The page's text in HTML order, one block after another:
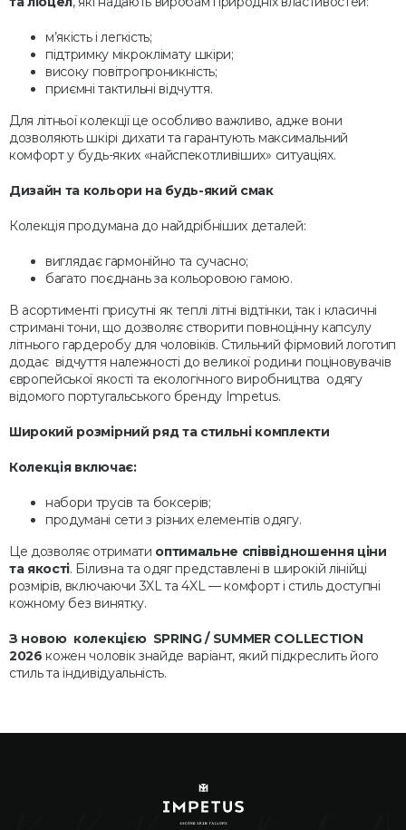
м’якість і легкість;
підтримку мікроклімату шкіри;
високу повітропроникність;
приємні тактильні відчуття.
Для літньої колекції це особливо важливо, адже вони
дозволяють шкірі дихати та гарантують максимальний
комфорт у будь-яких «найспекотливіших» ситуаціях.
Дизайн та кольори на будь-який смак
Колекція продумана до найдрібніших деталей:
виглядає гармонійно та сучасно;
багато поєднань за кольоровою гамою.
В асортименті присутні як теплі літні відтінки, так і класичні
стримані тони, що дозволяє створити повноцінну капсулу
літнього гардеробу для чоловіків. Стильний фірмовий логотип
додає відчуття належності до великої родини поціновувачів
європейської якості та екологічного виробництва одягу
відомого португальського бренду Impetus.
Широкий розмірний ряд та стильні комплекти
Колекція включає:
набори трусів та боксерів;
продумані сети з різних елементів одягу.
Це дозволяє отримати оптимальне співвідношення ціни
та якості. Білизна та одяг представлені в широкій лінійці
розмірів, включаючи 3XL та 4XL — комфорт і стиль доступні
кожному без винятку.
З новою колекцією SPRING / SUMMER COLLECTION
2026 кожен чоловік знайде варіант, який підкреслить його
стиль та індивідуальність.